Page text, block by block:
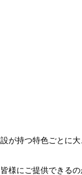
が持つ特色ごとに
様にご提供できる